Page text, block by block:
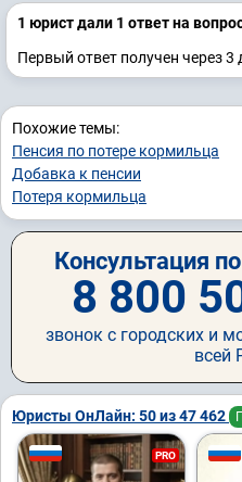
1 юрист дали 1 ответ на
Первый ответ получен через 3
Похожие темы:
Пенсия по потере кормильца
Добавка к пенсии
Потеря кормильца
Консультация
8 800
звонок с городских и
всей
Юристы ОнЛайн: 50 из 47 462
PRO